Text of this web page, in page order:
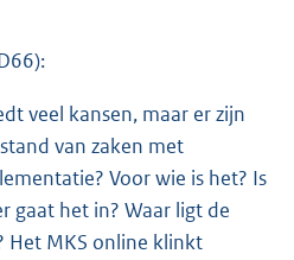
veel kansen, maar er zijn
van zaken met
Voor wie is het? Is
gaat het in? Waar ligt de
MKS online klinkt